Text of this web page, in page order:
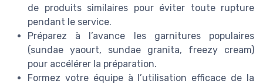
de produits similaires pour éviter toute rupture
pendant le service.
Préparez à l’avance les garnitures populaires
(sundae yaourt, sundae granita, freezy cream)
pour accélérer la préparation.
Formez votre équipe à l’utilisation efficace de la